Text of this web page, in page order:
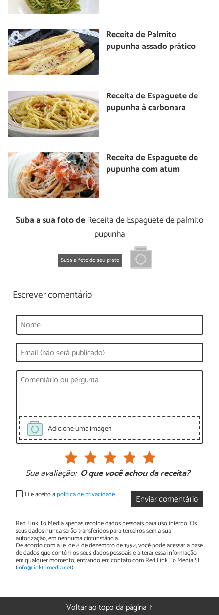
Receita de Palmito
pupunha assado prático
Receita de Espaguete de
pupunha à carbonara
Receita de Espaguete de
pupunha com atum
Suba a sua foto deReceita de Espaguete de palmito
pupunha
Suba a foto do seu prato
Escrever comentário
Adicione uma imagen
Sua avaliação: O que você achou da receita?
Enviar comentário
Li e aceito apolítica de privacidade
Red Link To Media apenas recolhe dados pessoais para uso interno. Os
seus dados nunca serão transferidos para terceiros sem a sua
autorização, em nenhuma circunstância.
De acordo com a lei de 8 de dezembro de 1992, você pode acessar a base
de dados que contém os seus dados pessoais e alterar essa informação
em qualquer momento, entrando em contato com Red Link To Media SL
(info@linktomedia.net)
Voltar ao topo da página ↑